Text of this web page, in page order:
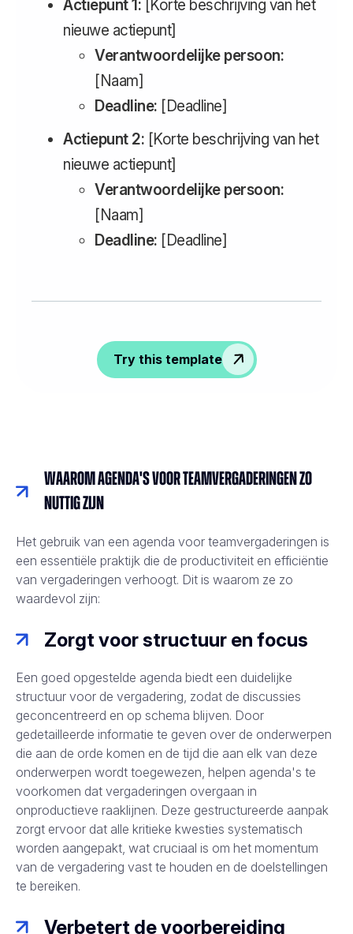
Actiepunt 1: [Korte beschrijving van het
nieuwe actiepunt]
Verantwoordelijke persoon:
[Naam]
Deadline: [Deadline]
Actiepunt 2: [Korte beschrijving van het
nieuwe actiepunt]
Verantwoordelijke persoon:
[Naam]
Deadline: [Deadline]
Try this template
Waarom agenda's voor teamvergaderingen zo
nuttig zijn
Het gebruik van een agenda voor teamvergaderingen is
een essentiële praktijk die de productiviteit en efficiëntie
van vergaderingen verhoogt. Dit is waarom ze zo
waardevol zijn:
Zorgt voor structuur en focus
Een goed opgestelde agenda biedt een duidelijke
structuur voor de vergadering, zodat de discussies
geconcentreerd en op schema blijven. Door
gedetailleerde informatie te geven over de onderwerpen
die aan de orde komen en de tijd die aan elk van deze
onderwerpen wordt toegewezen, helpen agenda's te
voorkomen dat vergaderingen overgaan in
onproductieve raaklijnen. Deze gestructureerde aanpak
zorgt ervoor dat alle kritieke kwesties systematisch
worden aangepakt, wat cruciaal is om het momentum
van de vergadering vast te houden en de doelstellingen
te bereiken.
Verbetert de voorbereiding